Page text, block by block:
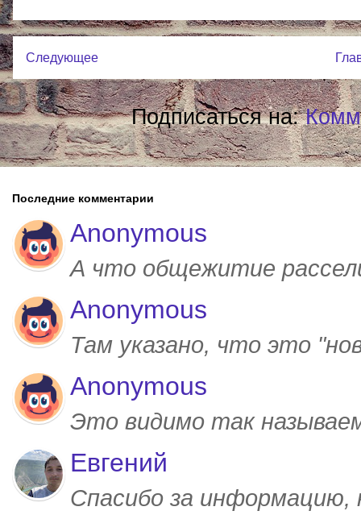
Следующее
Подписаться на:
Последние комментарии
Anonymous
А что общежитие
Anonymous
Там указано, что это
Anonymous
Это видимо так
Евгений
Спасибо за